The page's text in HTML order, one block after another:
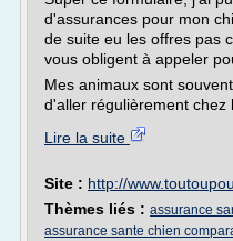
d'assurances pour mon
de suite eu les offres pas
vous obligent à appeler
Mes animaux sont
d'aller régulièrement chez
Lire la suite
Site : http://
Thèmes liés : assurance
assurance sante chien